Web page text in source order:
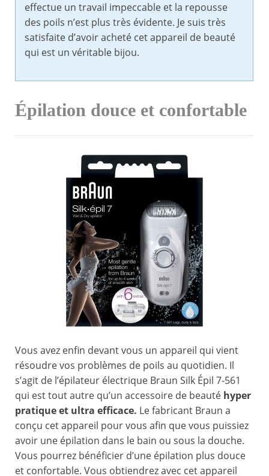
effectue un travail impeccable et la repousse
des poils n’est plus très évidente. Je suis très
satisfaite d’avoir acheté cet appareil de beauté
qui est un véritable bijou.
Épilation douce et confortable
Vous avez enfin devant vous un appareil qui vient
résoudre vos problèmes de poils au quotidien. Il
s’agit de l’épilateur électrique Braun Silk Épil 7-561
qui est tout autre qu’un accessoire de beauté hyper
pratique et ultra efficace. Le fabricant Braun a
conçu cet appareil pour vous afin que vous puissiez
avoir une épilation dans le bain ou sous la douche.
Vous pourrez bénéficier d’une épilation plus douce
et confortable. Vous obtiendrez avec cet appareil